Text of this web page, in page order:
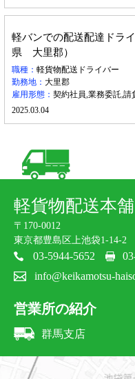
軽バンでの配送配達ドラ
県 大里郡）
職種： 軽貨物配送ドライバー
勤務地： 大里郡
雇用形態： 契約社員,業務委託,請
2025.03.04
軽貨物配送本舗
〒170-0012
東京都豊島区上池袋1-14-2
03-5944-5652
info@keikamotsu-
営業所の紹介
群馬支店